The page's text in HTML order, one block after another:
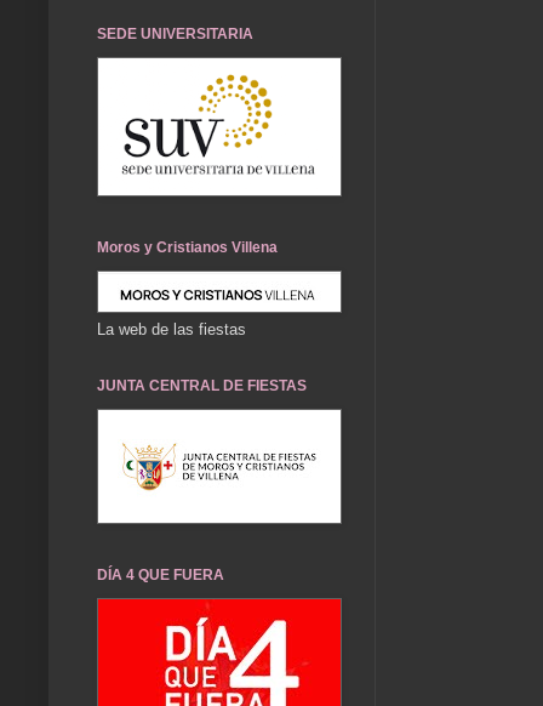
SEDE UNIVERSITARIA
Moros y Cristianos Villena
La web de las fiestas
JUNTA CENTRAL DE FIESTAS
DÍA 4 QUE FUERA